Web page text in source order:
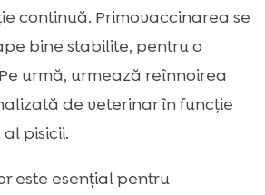
continuă. Primovaccinarea se
bine stabilite, pentru o
urmă, urmează reînnoirea
de veterinar în funcție
pisicii.
este esențial pentru